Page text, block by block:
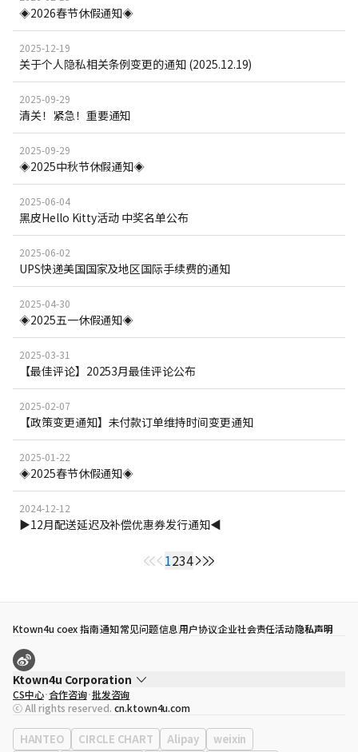
◈2026春节休假通知◈
2025-12-19
关于个人隐私相关条例变更的通知 (2025.12.19)
2025-09-29
清关！紧急！重要通知
2025-09-29
◈2025中秋节休假通知◈
2025-06-04
黑皮Hello Kitty活动 中奖名单公布
2025-06-02
UPS快递美国国家及地区国际手续费的通知
2025-04-30
◈2025五一休假通知◈
2025-03-31
【最佳评论】20253月最佳评论公布
2025-02-07
【政策变更通知】未付款订单维持时间变更通知
2025-01-22
◈2025春节休假通知◈
2024-12-12
▶12月配送延迟及补偿优惠券发行通知◀
1234
Ktown4u coex 指南通知常见问题信息用户协议企业社会责任活动隐私声明
Ktown4u Corporation
代表
宋効珉
营业执照 120-87-71116
公司地址 首尔特别市 江南区 岭东大路 513号 3楼 （三成洞， coex)
CS中心 合作咨询 批发咨询
ⓒ All rights reserved. cn.ktown4u.com
HANTEO CIRCLE CHART Alipay weixin